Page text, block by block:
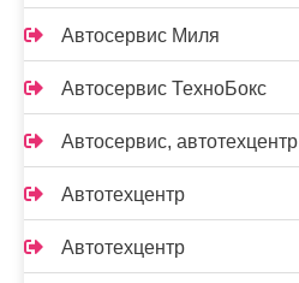
Автосервис Миля
Автосервис ТехноБокс
Автосервис, автотехцентр
Автотехцентр
Автотехцентр